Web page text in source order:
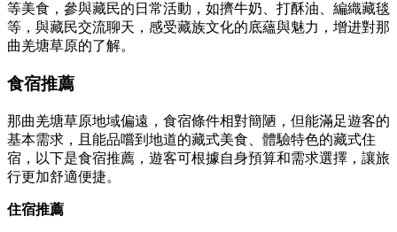
等美食，參與藏民的日常活動，如擠牛奶、打酥油、編織藏毯
等，與藏民交流聊天，感受藏族文化的底蘊與魅力，增进對那
曲羌塘草原的了解。
食宿推薦
那曲羌塘草原地域偏遠，食宿條件相對簡陋，但能滿足遊客的
基本需求，且能品嚐到地道的藏式美食、體驗特色的藏式住
宿，以下是食宿推薦，遊客可根據自身預算和需求選擇，讓旅
行更加舒適便捷。
住宿推薦